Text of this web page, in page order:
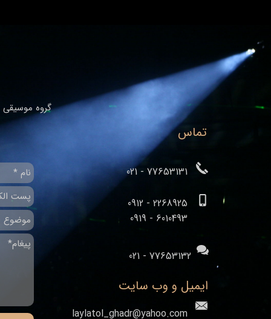
گروه موسیقی
تماس
ایمیل و وب سایت
77653131 - 021
2268925 - 0912
​​​​​​​6010493 - 0919
77653132 - 021
laylatol_ghadr@yahoo.com